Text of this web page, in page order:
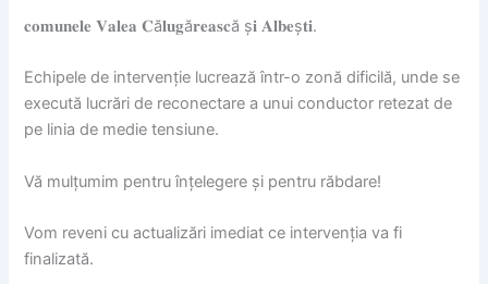
𝐜𝐨𝐦𝐮𝐧𝐞𝐥𝐞 𝐕𝐚𝐥𝐞𝐚 𝐂ă𝐥𝐮𝐠ă𝐫𝐞𝐚𝐬𝐜ă ș𝐢 𝐀𝐥𝐛𝐞ș𝐭𝐢.
Echipele de intervenție lucrează într-o zonă dificilă, unde se
execută lucrări de reconectare a unui conductor retezat de
pe linia de medie tensiune.
Vă mulțumim pentru înțelegere și pentru răbdare!
Vom reveni cu actualizări imediat ce intervenția va fi
finalizată.